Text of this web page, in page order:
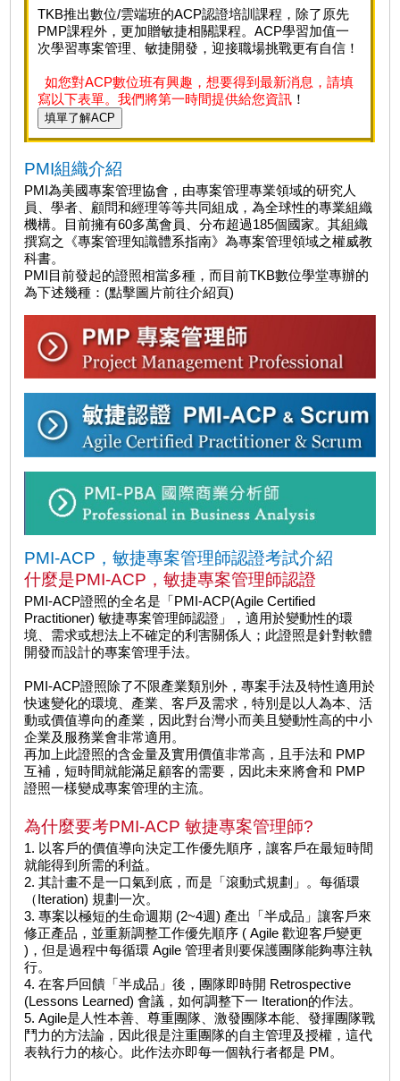
TKB推出數位/雲端班的ACP認證培訓課程，除了原先
PMP課程外，更加贈敏捷相關課程。ACP學習加值一
次學習專案管理、敏捷開發，迎接職場挑戰更有自信！
如您對ACP數位班有興趣，想要得到最新消息，請填
寫以下表單。我們將第一時間提供給您資訊 ！
填單了解ACP
PMI組織介紹
PMI為美國專案管理協會，由專案管理專業領域的研究人
員、學者、顧問和經理等等共同組成，為全球性的專業組織
機構。目前擁有60多萬會員、分布超過185個國家。其組織
撰寫之《專案管理知識體系指南》為專案管理領域之權威教
科書。
PMI目前發起的證照相當多種，而目前TKB數位學堂專辦的
為下述幾種：(點擊圖片前往介紹頁)
PMI-ACP，敏捷專案管理師認證考試介紹
什麼是PMI-ACP，敏捷專案管理師認證
PMI-ACP證照的全名是「PMI-ACP(Agile Certified
Practitioner) 敏捷專案管理師認證」，適用於變動性的環
境、需求或想法上不確定的利害關係人；此證照是針對軟體
開發而設計的專案管理手法。
PMI-ACP證照除了不限產業類別外，專案手法及特性適用於
快速變化的環境、產業、客戶及需求，特別是以人為本、活
動或價值導向的產業，因此對台灣小而美且變動性高的中小
企業及服務業會非常適用。
再加上此證照的含金量及實用價值非常高，且手法和 PMP
互補，短時間就能滿足顧客的需要，因此未來將會和 PMP
證照一樣變成專案管理的主流。
為什麼要考PMI-ACP 敏捷專案管理師?
1. 以客戶的價值導向決定工作優先順序，讓客戶在最短時間
就能得到所需的利益。
2. 其計畫不是一口氣到底，而是「滾動式規劃」。每循環
（Iteration) 規劃一次。
3. 專案以極短的生命週期 (2~4週) 產出「半成品」讓客戶來
修正產品，並重新調整工作優先順序 ( Agile 歡迎客戶變更
)，但是過程中每循環 Agile 管理者則要保護團隊能夠專注執
行。
4. 在客戶回饋「半成品」後，團隊即時開 Retrospective
(Lessons Learned) 會議，如何調整下一 Iteration的作法。
5. Agile是人性本善、尊重團隊、激發團隊本能、發揮團隊戰
鬥力的方法論，因此很是注重團隊的自主管理及授權，這代
表執行力的核心。此作法亦即每一個執行者都是 PM。